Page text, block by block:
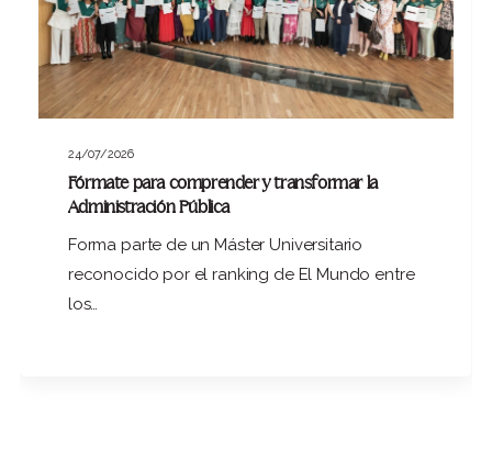
24/07/2026
Fórmate para comprender y transformar la
Administración Pública
Forma parte de un Máster Universitario
reconocido por el ranking de El Mundo entre
los…